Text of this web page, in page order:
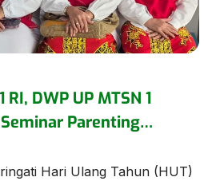
DWP UP MTSN 1
Parenting
untuk Dorong
Hari Ulang Tahun (HUT)